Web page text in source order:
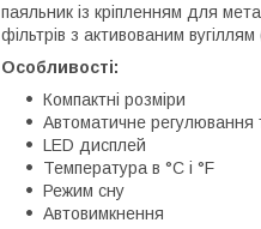
паяльник із кріпленням для
фільтрів з активованим
Особливості:
Компактні розміри
Автоматичне регулювання
LED дисплей
Температура в °C і °F
Режим сну
Автовимкнення